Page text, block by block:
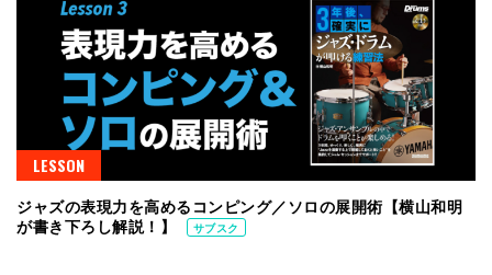
LESSON
ジャズの表現力を高めるコンピング／ソロの展開術【横山和明
が書き下ろし解説！】
サブスク